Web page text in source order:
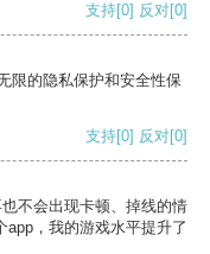
支持[0] 反对[0]
限的隐私保护和安全性保
支持[0] 反对[0]
不会出现卡顿、掉线的情
，我的游戏水平提升了